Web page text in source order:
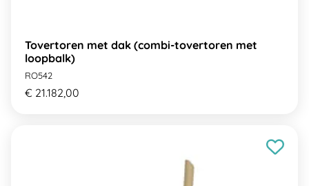
Tovertoren met dak (combi-tovertoren met
loopbalk)
RO542
€ 21.182,00